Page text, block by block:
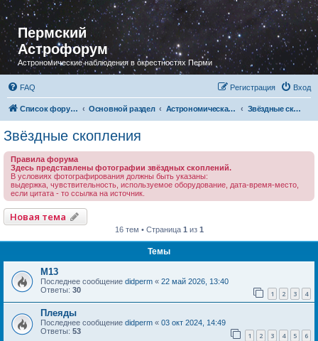
Пермский
Астрофорум
Астрономические наблюдения в окрестностях Перми
FAQ Вход
Регистрация
Список форумов Основной раздел Астрономическая фотография Звёздные скопления
Звёздные скопления
Правила форума
Здесь представлены фотографии звёздных скоплений.
В условиях фотографирования должны быть указаны:
выдержка, чувствительность, используемое оборудование, дата-время-место,
если цитата - то ссылка на источник.
Новая тема
16 тем • Страница 1 из 1
Темы
M13
Последнее сообщение didperm « 22 май 2026, 13:40
Ответы: 30 1 2 3 4
Плеяды
Последнее сообщение didperm « 03 окт 2024, 14:49
Ответы: 53 1 2 3 4 5 6